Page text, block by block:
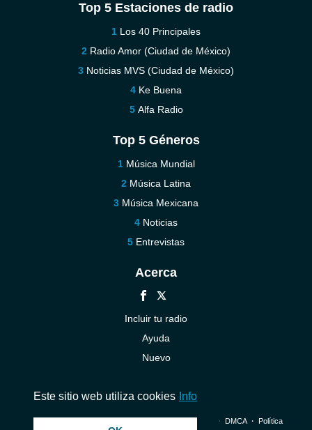
Top 5 Estaciones de radio
Los 40 Principales
Radio Amor (Ciudad de México)
Noticias MVS (Ciudad de México)
Ke Buena
Alfa Radio
Top 5 Géneros
Música Mundial
Música Latina
Música Mexicana
Noticias
Entrevistas
Acerca
Incluir tu radio
Ayuda
Nuevo
© 2026 InstantAudio. Reservados todos los derechos. ・ DMCA・ Política
Este sitio web utiliza cookies Info